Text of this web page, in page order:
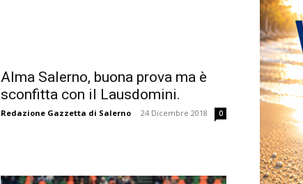
Alma Salerno, buona prova ma è
sconfitta con il Lausdomini.
Redazione Gazzetta di Salerno - 24 Dicembre 2018 0